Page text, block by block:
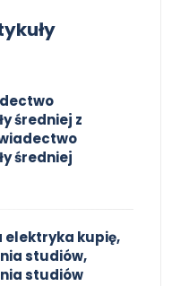
średniej z
średniej
elektryka kupię,
studiów,
studiów